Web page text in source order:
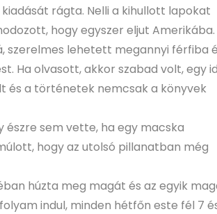
rágta. Nelli a kihullott lapokat
hogy egyszer eljut Amerikába.
lehetett megannyi férfiba
Ha olvasott, akkor szabad volt, egy
és a történetek nemcsak a könyvek
sem vette, ha egy macska
hogy az utolsó pillanatban még
húzta meg magát és az egyik
indul, minden hétfőn este fél 7